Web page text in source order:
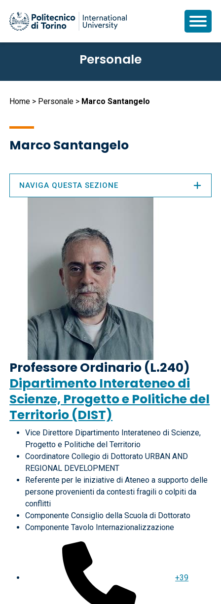
principale
Personale
Briciole
Home Personale Marco Santangelo
Marco Santangelo
Professore Ordinario (L.240)
Dipartimento Interateneo di
Scienze, Progetto e Politiche del
Territorio (DIST)
Vice Direttore Dipartimento Interateneo di Scienze,
Progetto e Politiche del Territorio
Coordinatore Collegio di Dottorato URBAN AND
REGIONAL DEVELOPMENT
Referente per le iniziative di Ateneo a supporto delle
persone provenienti da contesti fragili o colpiti da
conflitti
Componente Consiglio della Scuola di Dottorato
Componente Tavolo Internazionalizzazione
+39
NAVIGA QUESTA SEZIONE